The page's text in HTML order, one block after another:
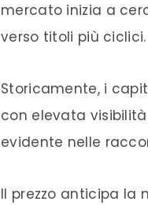
mercato inizia a
verso titoli più ciclici.
Storicamente, i
con elevata
evidente nelle
Il prezzo anticipa la